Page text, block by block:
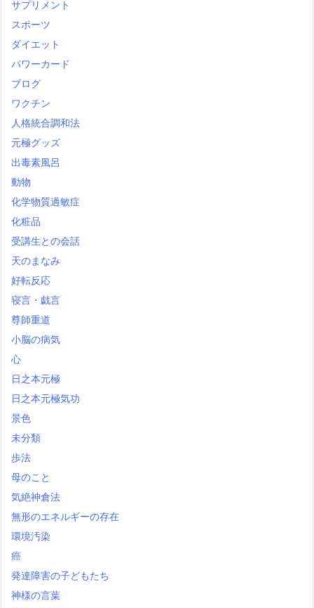
サプリメント
スポーツ
ダイエット
パワーカード
ブログ
ワクチン
人格統合調和法
元極グッズ
出毒素風呂
動物
化学物質過敏症
化粧品
受講生との会話
天のまなみ
好転反応
寝言・戯言
尊師重道
小脳の病気
心
日之本元極
日之本元極気功
景色
未分類
歩法
母のこと
気絶神倉法
無形のエネルギーの存在
環境汚染
癌
発達障害の子どもたち
神様の言葉